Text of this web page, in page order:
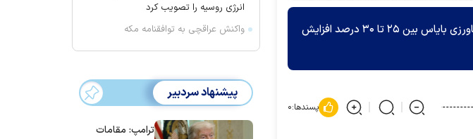
لاستیک خودرو از امروز یکشنبه ۸ خرداد ۱۴۰۱ در گروه تایر‌های رادیال سواری و تایر‌های کشاورزی بایاس بین ۲۵ تا ۳۰ درصد افزایش
پسندها:۰
انرژی روسیه را تصویب کرد
واکنش عراقچی به توافقنامه مکه
پیشنهاد سردبیر
ترامپ: مقامات